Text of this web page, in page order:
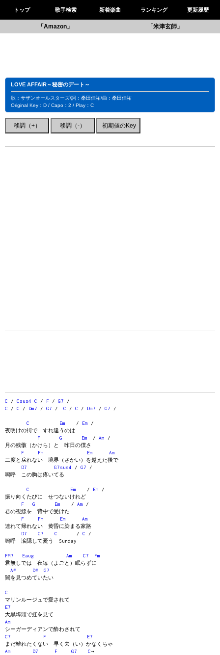
トップ 歌手検索 新着楽曲 ランキング 更新履歴
「Amazon」 「米津玄師」
LOVE AFFAIR～秘密のデート～
歌：サザンオールスターズ/詞：桑田佳祐/曲：桑田佳祐
Original Key：D / Capo：2 / Play：C
C / Csus4 C / F / G7 /
C / C / Dm7 / G7 / C / C / Dm7 / G7 /
C Em / Em /
夜明けの街で すれ違うのは
F
G Em / Am /
月の残骸（かけら）と 昨日の僕さ
F
Fm Em
Am
二度と戻れない 境界（さかい）を越えた後で
D7
G7sus4 / G7 /
嗚呼 この胸は疼いてる
C Em / Em /
振り向くたびに せつないけれど
F
G Em / Am /
君の視線を 背中で受けた
F
Fm Em
Am
連れて帰れない 黄昏に染まる家路
D7
G7 C / C /
嗚呼 涙隠して憂う Sunday
FM7 Eaug Am C7
Fm
君無しでは 夜毎（よごと）眠らずに
A#
D#
G7
闇を見つめていたい
C
マリンルージュで愛されて
E7
大黒埠頭で虹を見て
Am
シーガーディアンで酔わされて
C7
F
E7
まだ離れたくない 早く去（い）かなくちゃ
Am
D7 F G7 C→